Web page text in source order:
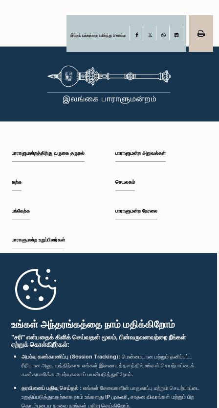
உங்கள் அந்தரங்கத்தை நாம் மதிக்கிறோம்
"சரி" என்பதைக் கிளிக் செய்வதன் மூலம், பின்வருவனவற்றை நீங்கள்
ஏற்றுக் கொள்கிறீர்கள்:
அமர்வு கண்காணிப்பு (Session Tracking): மென்மையான மற்றும் தனிப்பட்ட
ரீதியான அனுபவத்திற்காக எங்கள் இணையத்தளத்தில் உங்கள் செயற்பாட்டைக்
கண்காணிக்க அமர்வுகளைப் பயன்படுத்துகிறோம்.
தரவினைப் பதிவு செய்தல் : எங்கள் சேவைகளின் பாதுகாப்பு மற்றும் செயற்பாட்டை
உறுதிப்படுத்துவதற்காக நாம் உங்களது IP முகவரி, சாதன விவரங்கள் மற்றும் பிற
தொடர்புடைய தரவை நாங்கள் பதிவு செய்கிறோம்.
இந்தப் பக்கத்தை பகிர்ந்து கொள்க Facebook
பாராளுமன்றத்திற்கு வருகை தருதல்
கற்க
பங்கேற்க
பாராளுமன்ற உறுப்பினர்கள்
முதற்பக்கம்
பாராளுமன்ற அலுவல்கள்
செயலகம்
பாராளுமன்ற நேரலை
பாராளுமன்ற கையடக்க செயலி
எம்மை பின்தொடர்க :
விருதுகள்